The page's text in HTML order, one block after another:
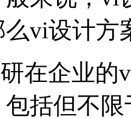
vi设计方
在企业
括但不